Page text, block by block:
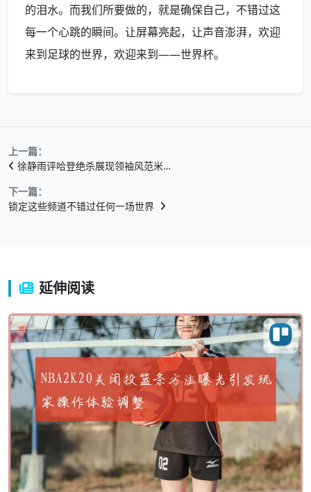
的泪水。而我们所要做的，就是确保自己，不错过这
每一个心跳的瞬间。让屏幕亮起，让声音澎湃，欢迎
来到足球的世界，欢迎来到——世界杯。
上一篇：
徐静雨评哈登绝杀展现领袖风范米…
下一篇：
锁定这些频道不错过任何一场世界
延伸阅读